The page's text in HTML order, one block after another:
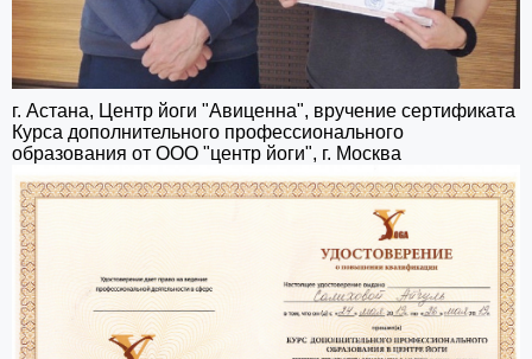
г. Астана, Центр йоги "Авиценна", вручение сертификата
Курса дополнительного профессионального
образования от ООО "центр йоги", г. Москва